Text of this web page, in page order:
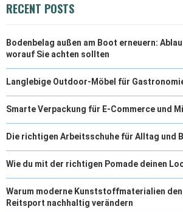
RECENT POSTS
Bodenbelag außen am Boot erneuern:
worauf Sie achten sollten
Langlebige Outdoor-Möbel für
Smarte Verpackung für E-Commerce und
Die richtigen Arbeitsschuhe für Alltag und
Wie du mit der richtigen Pomade deinen
Warum moderne Kunststoffmaterialien
Reitsport nachhaltig verändern